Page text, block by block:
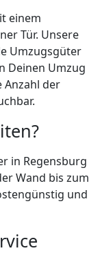
einem
Tür. Unsere
Umzugsgüter
Deinen Umzug
Anzahl der
in Regensburg
Wand bis zum
und